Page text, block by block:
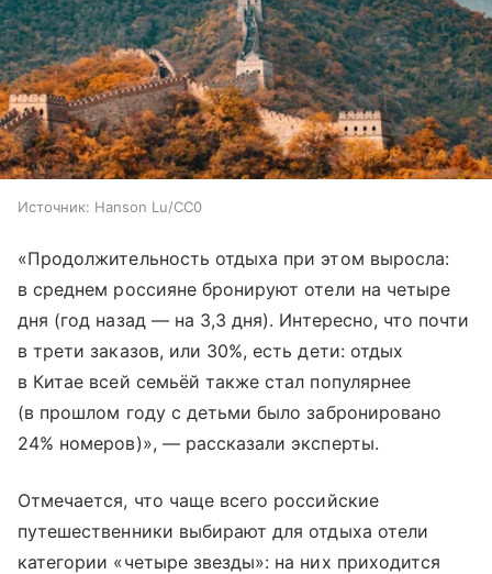
Источник: Hanson Lu/CC0
«Продолжительность отдыха при этом выросла:
в среднем россияне бронируют отели на четыре
дня (год назад — на 3,3 дня). Интересно, что почти
в трети заказов, или 30%, есть дети: отдых
в Китае всей семьёй также стал популярнее
(в прошлом году с детьми было забронировано
24% номеров)», — рассказали эксперты.
Отмечается, что чаще всего российские
путешественники выбирают для отдыха отели
категории «четыре звезды»: на них приходится